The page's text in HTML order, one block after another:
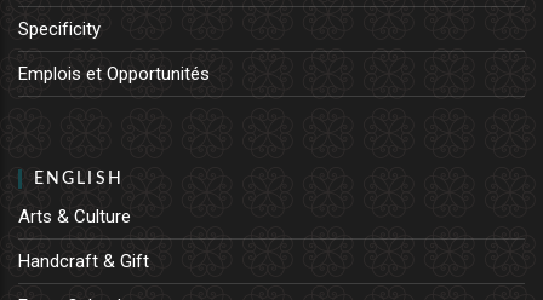
Specificity
Emplois et Opportunités
ENGLISH
Arts & Culture
Handcraft & Gift